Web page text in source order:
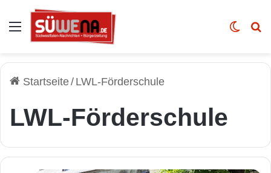
Auswahl Skin
Startseite/ LWL-Förderschule
LWL-Förderschule